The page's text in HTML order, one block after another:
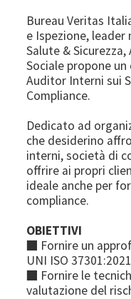
Bureau Veritas
e Ispezione,
Salute &
Sociale propone
Auditor Interni sui
Compliance.
Dedicato ad
che desiderino
interni, società di
offrire ai propri
ideale anche per
compliance.
OBIETTIVI
■ Fornire un
UNI ISO 37301:2021
■ Fornire le
valutazione del